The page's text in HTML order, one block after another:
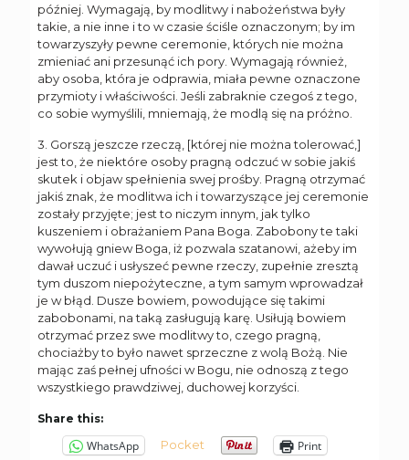
później. Wymagają, by modlitwy i nabożeństwa były
takie, a nie inne i to w czasie ściśle oznaczonym; by im
towarzyszyły pewne ceremonie, których nie można
zmieniać ani przesunąć ich pory. Wymagają również,
aby osoba, która je odprawia, miała pewne oznaczone
przymioty i właściwości. Jeśli zabraknie czegoś z tego,
co sobie wymyślili, mniemają, że modlą się na próżno.
3. Gorszą jeszcze rzeczą, [której nie można tolerować,]
jest to, że niektóre osoby pragną odczuć w sobie jakiś
skutek i objaw spełnienia swej prośby. Pragną otrzymać
jakiś znak, że modlitwa ich i towarzyszące jej ceremonie
zostały przyjęte; jest to niczym innym, jak tylko
kuszeniem i obrażaniem Pana Boga. Zabobony te taki
wywołują gniew Boga, iż pozwala szatanowi, ażeby im
dawał uczuć i usłyszeć pewne rzeczy, zupełnie zresztą
tym duszom niepożyteczne, a tym samym wprowadzał
je w błąd. Dusze bowiem, powodujące się takimi
zabobonami, na taką zasługują karę. Usiłują bowiem
otrzymać przez swe modlitwy to, czego pragną,
chociażby to było nawet sprzeczne z wolą Bożą. Nie
mając zaś pełnej ufności w Bogu, nie odnoszą z tego
wszystkiego prawdziwej, duchowej korzyści.
Share this:
WhatsApp Pocket Print